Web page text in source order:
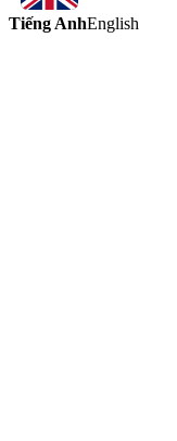
Tiếng AnhEnglish